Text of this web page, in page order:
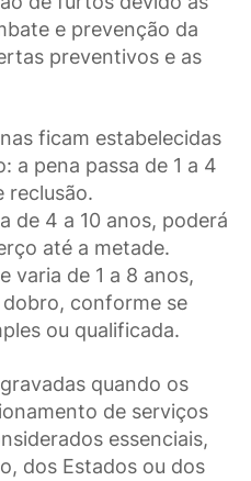
e prevenção da
preventivos e as
ficam estabelecidas
a pena passa de 1 a 4
reclusão.
de 4 a 10 anos, poderá
até a metade.
varia de 1 a 8 anos,
conforme se
ou qualificada.
quando os
de serviços
essenciais,
dos Estados ou dos